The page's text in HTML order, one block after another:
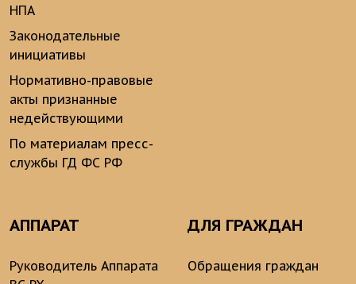
НПА
Законодательные
инициативы
Нормативно-правовые
акты признанные
недействующими
По материалам пресс-
службы ГД ФС РФ
АППАРАТ
Руководитель Аппарата
ДЛЯ ГРАЖДАН
Обращения граждан